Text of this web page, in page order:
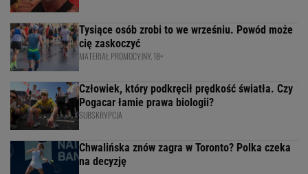
Tysiące osób zrobi to we wrześniu. Powód może
cię zaskoczyć
MATERIAŁ PROMOCYJNY, 18+
Człowiek, który podkręcił prędkość światła. Czy
Pogacar łamie prawa biologii?
SUBSKRYPCJA
Chwalińska znów zagra w Toronto? Polka czeka
na decyzję